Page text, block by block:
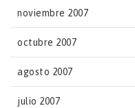
noviembre 2007
octubre 2007
agosto 2007
julio 2007